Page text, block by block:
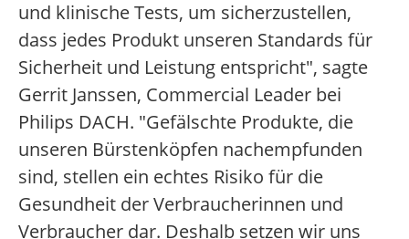
und klinische Tests, um sicherzustellen,
dass jedes Produkt unseren Standards für
Sicherheit und Leistung entspricht", sagte
Gerrit Janssen, Commercial Leader bei
Philips DACH. "Gefälschte Produkte, die
unseren Bürstenköpfen nachempfunden
sind, stellen ein echtes Risiko für die
Gesundheit der Verbraucherinnen und
Verbraucher dar. Deshalb setzen wir uns